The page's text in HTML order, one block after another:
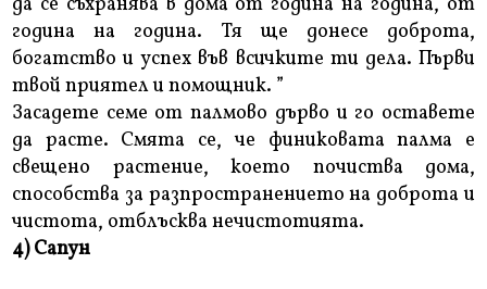
година на година. Тя ще донесе доброта,
богатство и успех във всичките ти дела. Първи
твой приятел и помощник. ”
Засадете семе от палмово дърво и го оставете
да расте. Смята се, че финиковата палма е
свещено растение, което почиства дома,
способства за разпространението на доброта и
чистота, отблъсква нечистотията.
4) Сапун